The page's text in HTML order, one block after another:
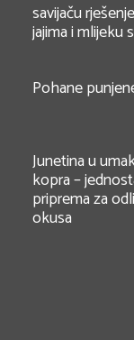
savijaču
jajima i mlijeku
Pohane
Junetina u
kopra –
priprema za
okusa